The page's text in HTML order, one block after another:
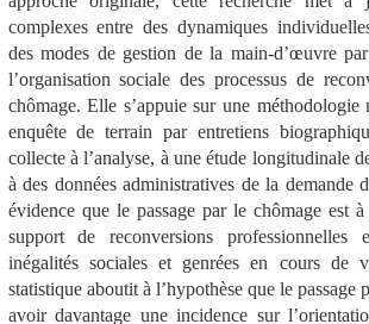
complexes entre des dynamiques
des modes de gestion de la main-d’œuvre
l’organisation sociale des processus de
chômage. Elle s’appuie sur une
enquête de terrain par entretiens
collecte à l’analyse, à une étude longitudinale
à des données administratives de la demande
évidence que le passage par le chômage est
support de reconversions professionnelles
inégalités sociales et genrées en cours de
statistique aboutit à l’hypothèse que le passage
avoir davantage une incidence sur